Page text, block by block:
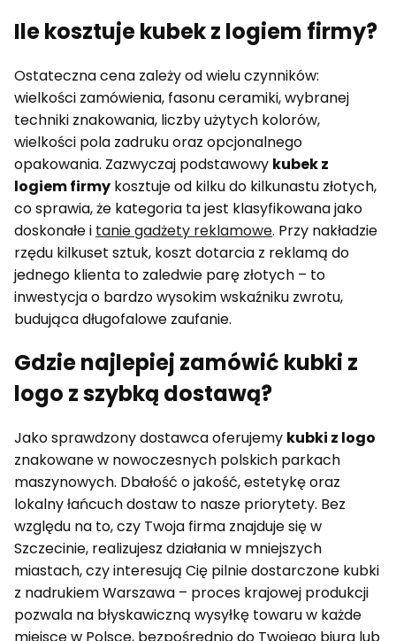
Ile kosztuje kubek z logiem firmy?
Ostateczna cena zależy od wielu czynników:
wielkości zamówienia, fasonu ceramiki, wybranej
techniki znakowania, liczby użytych kolorów,
wielkości pola zadruku oraz opcjonalnego
opakowania. Zazwyczaj podstawowy kubek z
logiem firmy kosztuje od kilku do kilkunastu złotych,
co sprawia, że kategoria ta jest klasyfikowana jako
doskonałe i tanie gadżety reklamowe. Przy nakładzie
rzędu kilkuset sztuk, koszt dotarcia z reklamą do
jednego klienta to zaledwie parę złotych – to
inwestycja o bardzo wysokim wskaźniku zwrotu,
budująca długofalowe zaufanie.
Gdzie najlepiej zamówić kubki z
logo z szybką dostawą?
Jako sprawdzony dostawca oferujemy kubki z logo
znakowane w nowoczesnych polskich parkach
maszynowych. Dbałość o jakość, estetykę oraz
lokalny łańcuch dostaw to nasze priorytety. Bez
względu na to, czy Twoja firma znajduje się w
Szczecinie, realizujesz działania w mniejszych
miastach, czy interesują Cię pilnie dostarczone kubki
z nadrukiem Warszawa – proces krajowej produkcji
pozwala na błyskawiczną wysyłkę towaru w każde